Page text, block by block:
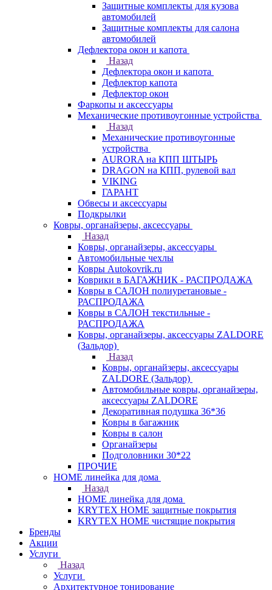
Защитные комплекты для кузова
автомобилей
Защитные комплекты для салона
автомобилей
Дефлектора окон и капота
Назад
Дефлектора окон и капота
Дефлектор капота
Дефлектор окон
Фаркопы и аксессуары
Механические противоугонные устройства
Назад
Механические противоугонные
устройства
AURORA на КПП ШТЫРЬ
DRAGON на КПП, рулевой вал
VIKING
ГАРАНТ
Обвесы и аксессуары
Подкрылки
Ковры, органайзеры, аксессуары
Назад
Ковры, органайзеры, аксессуары
Автомобильные чехлы
Ковры Autokovrik.ru
Коврики в БАГАЖНИК - РАСПРОДАЖА
Ковры в САЛОН полиуретановые -
РАСПРОДАЖА
Ковры в САЛОН текстильные -
РАСПРОДАЖА
Ковры, органайзеры, аксессуары ZALDORE
(Зальдор)
Назад
Ковры, органайзеры, аксессуары
ZALDORE (Зальдор)
Автомобильные ковры, органайзеры,
аксессуары ZALDORE
Декоративная подушка 36*36
Ковры в багажник
Ковры в салон
Органайзеры
Подголовники 30*22
ПРОЧИЕ
HOME линейка для дома
Назад
HOME линейка для дома
KRYTEX HOME защитные покрытия
KRYTEX HOME чистящие покрытия
Бренды
Акции
Услуги
Назад
Услуги
Архитектурное тонирование